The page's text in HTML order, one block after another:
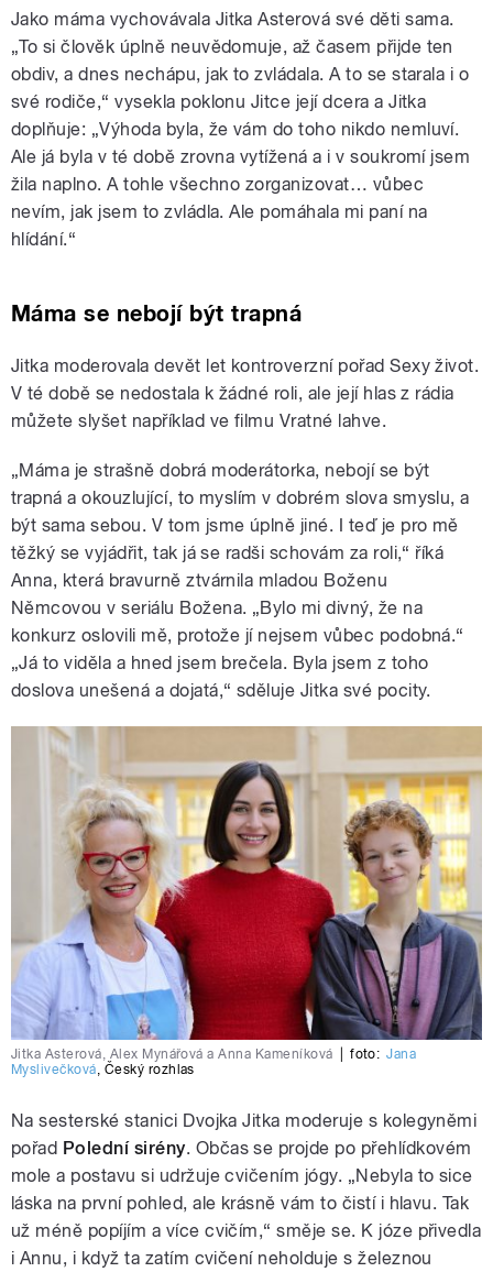
Jako máma vychovávala Jitka Asterová své děti sama.
„To si člověk úplně neuvědomuje, až časem přijde ten
obdiv, a dnes nechápu, jak to zvládala. A to se starala i o
své rodiče,“ vysekla poklonu Jitce její dcera a Jitka
doplňuje: „Výhoda byla, že vám do toho nikdo nemluví.
Ale já byla v té době zrovna vytížená a i v soukromí jsem
žila naplno. A tohle všechno zorganizovat… vůbec
nevím, jak jsem to zvládla. Ale pomáhala mi paní na
hlídání.“
Máma se nebojí být trapná
Jitka moderovala devět let kontroverzní pořad Sexy život.
V té době se nedostala k žádné roli, ale její hlas z rádia
můžete slyšet například ve filmu Vratné lahve.
„Máma je strašně dobrá moderátorka, nebojí se být
trapná a okouzlující, to myslím v dobrém slova smyslu, a
být sama sebou. V tom jsme úplně jiné. I teď je pro mě
těžký se vyjádřit, tak já se radši schovám za roli,“ říká
Anna, která bravurně ztvárnila mladou Boženu
Němcovou v seriálu Božena. „Bylo mi divný, že na
konkurz oslovili mě, protože jí nejsem vůbec podobná.“
„Já to viděla a hned jsem brečela. Byla jsem z toho
doslova unešená a dojatá,“ sděluje Jitka své pocity.
Jitka Asterová, Alex Mynářová a Anna Kameníková foto: Jana
Myslivečková, Český rozhlas
Na sesterské stanici Dvojka Jitka moderuje s kolegyněmi
pořad Polední sirény. Občas se projde po přehlídkovém
mole a postavu si udržuje cvičením jógy. „Nebyla to sice
láska na první pohled, ale krásně vám to čistí i hlavu. Tak
už méně popíjím a více cvičím,“ směje se. K józe přivedla
i Annu, i když ta zatím cvičení neholduje s železnou